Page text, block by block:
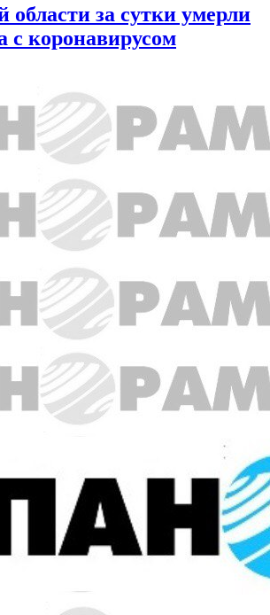
области за сутки умерли
с коронавирусом